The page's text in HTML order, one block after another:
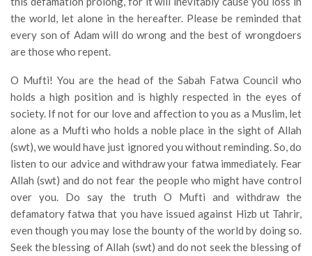
the world, let alone in the hereafter. Please be reminded that
every son of Adam will do wrong and the best of wrongdoers
are those who repent.
O Mufti! You are the head of the Sabah Fatwa Council who
holds a high position and is highly respected in the eyes of
society. If not for our love and affection to you as a Muslim, let
alone as a Mufti who holds a noble place in the sight of Allah
(swt), we would have just ignored you without reminding. So, do
listen to our advice and withdraw your fatwa immediately. Fear
Allah (swt) and do not fear the people who might have control
over you. Do say the truth O Mufti and withdraw the
defamatory fatwa that you have issued against Hizb ut Tahrir,
even though you may lose the bounty of the world by doing so.
Seek the blessing of Allah (swt) and do not seek the blessing of